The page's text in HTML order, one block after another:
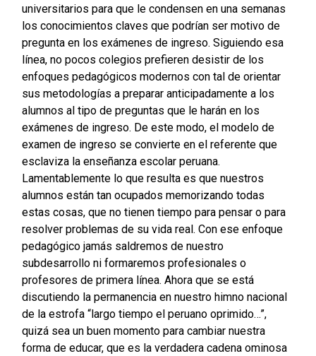
universitarios para que le condensen en una semanas
los conocimientos claves que podrían ser motivo de
pregunta en los exámenes de ingreso. Siguiendo esa
línea, no pocos colegios prefieren desistir de los
enfoques pedagógicos modernos con tal de orientar
sus metodologías a preparar anticipadamente a los
alumnos al tipo de preguntas que le harán en los
exámenes de ingreso. De este modo, el modelo de
examen de ingreso se convierte en el referente que
esclaviza la enseñanza escolar peruana.
Lamentablemente lo que resulta es que nuestros
alumnos están tan ocupados memorizando todas
estas cosas, que no tienen tiempo para pensar o para
resolver problemas de su vida real. Con ese enfoque
pedagógico jamás saldremos de nuestro
subdesarrollo ni formaremos profesionales o
profesores de primera línea. Ahora que se está
discutiendo la permanencia en nuestro himno nacional
de la estrofa “largo tiempo el peruano oprimido…”,
quizá sea un buen momento para cambiar nuestra
forma de educar, que es la verdadera cadena ominosa